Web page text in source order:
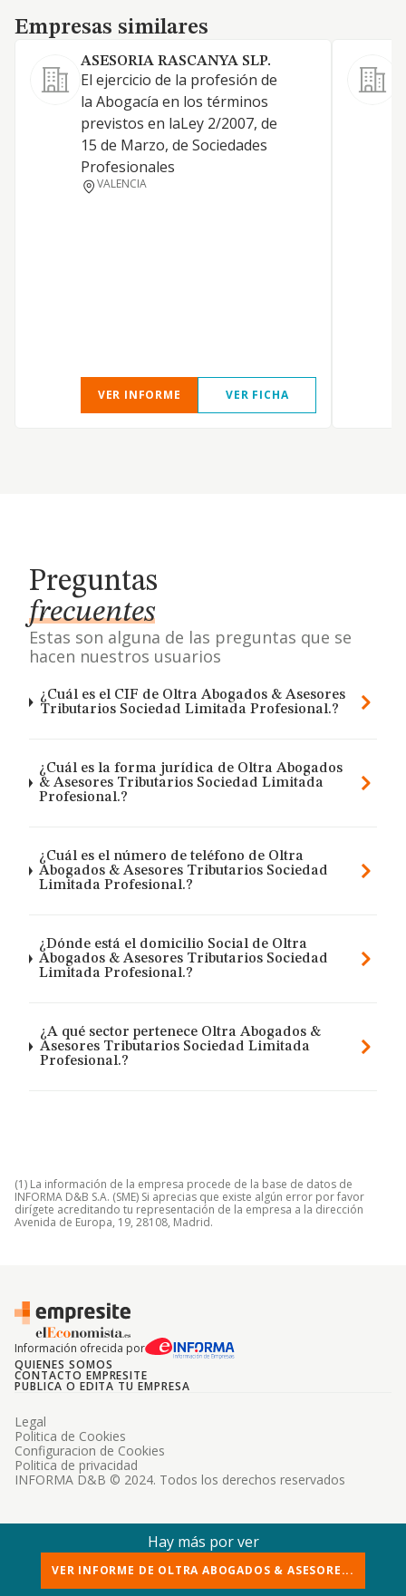
Empresas similares
Empresas similares
ASESORIA RASCANYA SLP.
El ejercicio de la profesión de
la Abogacía en los términos
previstos en laLey 2/2007, de
15 de Marzo, de Sociedades
Profesionales
VALENCIA
VER INFORME VER FICHA
Preguntas
frecuentes
Estas son alguna de las preguntas que se
hacen nuestros usuarios
¿Cuál es el CIF de Oltra Abogados & Asesores
Tributarios Sociedad Limitada Profesional.?
¿Cuál es la forma jurídica de Oltra Abogados
& Asesores Tributarios Sociedad Limitada
Profesional.?
¿Cuál es el número de teléfono de Oltra
Abogados & Asesores Tributarios Sociedad
Limitada Profesional.?
¿Dónde está el domicilio Social de Oltra
Abogados & Asesores Tributarios Sociedad
Limitada Profesional.?
¿A qué sector pertenece Oltra Abogados &
Asesores Tributarios Sociedad Limitada
Profesional.?
(1) La información de la empresa procede de la base de datos de
INFORMA D&B S.A. (SME) Si aprecias que existe algún error por favor
dirígete acreditando tu representación de la empresa a la dirección
Avenida de Europa, 19, 28108, Madrid.
Información ofrecida por
QUIENES SOMOS
CONTACTO EMPRESITE
PUBLICA O EDITA TU EMPRESA
INFORMA D&B © 2024. Todos los derechos reservados
Legal
Politica de Cookies
Configuracion de Cookies
Politica de privacidad
Hay más por ver
VER INFORME DE OLTRA ABOGADOS & ASESORE...